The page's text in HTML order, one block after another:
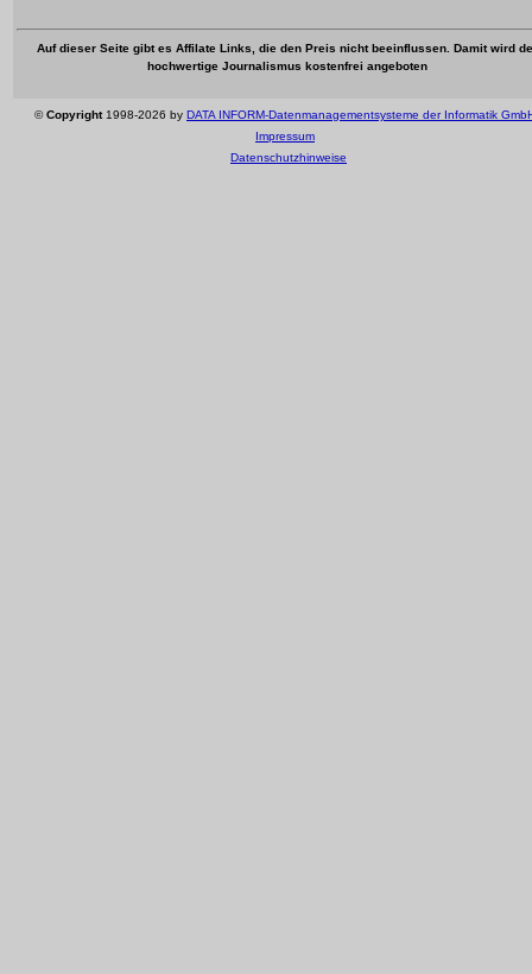
Auf dieser Seite gibt es Affilate Links, die den Preis nicht beeinflussen. Damit wird
hochwertige Journalismus kostenfrei angeboten
©Copyright1998-2026 by DATA INFORM-Datenmanagementsysteme der Informatik
Impressum
Datenschutzhinweise